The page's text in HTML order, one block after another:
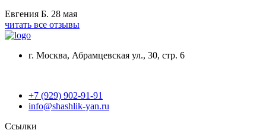
Евгения Б. 28 мая
читать все отзывы
г. Москва, Абрамцевская ул., 30, стр. 6
+7 (929) 902-91-91
info@shashlik-yan.ru
Ссылки